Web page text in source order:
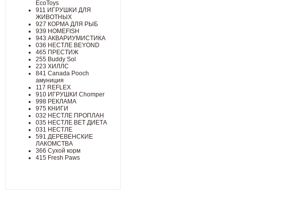
EcoToys
911 ИГРУШКИ ДЛЯ
ЖИВОТНЫХ
927 КОРМА ДЛЯ РЫБ
939 HOMEFISH
943 АКВАРИУМИСТИКА
036 НЕСТЛЕ BEYOND
465 ПРЕСТИЖ
255 Buddy Sol
223 ХИЛЛC
841 Canada Poоch
амуниция
117 REFLEX
910 ИГРУШКИ Chomper
998 РЕКЛАМА
975 КНИГИ
032 НЕСТЛЕ ПРОПЛАН
035 НЕСТЛЕ ВЕТ ДИЕТА
031 НЕСТЛЕ
591 ДЕРЕВЕНСКИЕ
ЛАКОМСТВА
366 Сухой корм
415 Fresh Paws